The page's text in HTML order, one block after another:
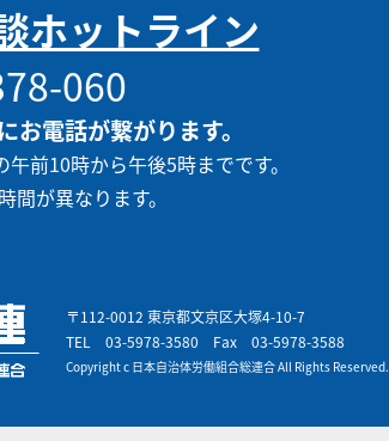
ホットライン
060
電話が繋がります。
前10時から午後5時までです。
間が異なります。
〒112-0012 東京都文京区大塚4-10-7
TEL 03-5978-3580 Fax 03-5978-3588
Copyright c 日本自治体労働組合総連合 All Rights Reserved.